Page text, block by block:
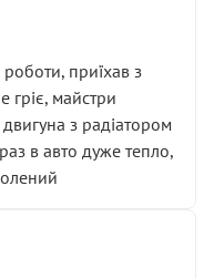
приїхав з
гріє, майстри
з радіатором
в авто дуже тепло,